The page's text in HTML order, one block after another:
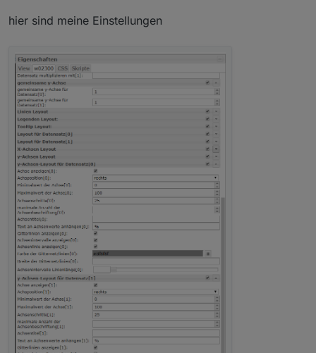
Danke nochmal für die tolle Arbeit.
konnte ich schon ein wenig Testen, sieht
super aus, allerdings verschwindet die Y-
Welche Version hast du?
Zeig mal deine Einstellungen. Kann das nicht
hier sind meine Einstellungen